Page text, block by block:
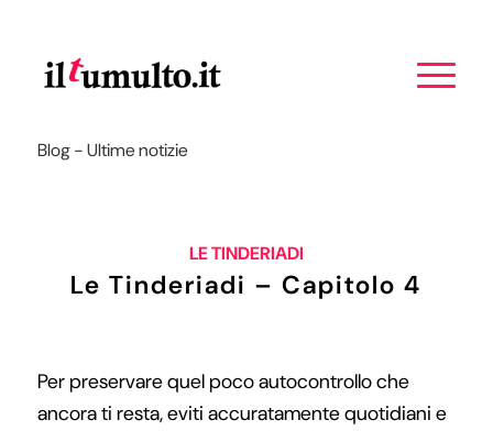
Blog - Ultime notizie
LE TINDERIADI
Le Tinderiadi – Capitolo 4
Per preservare quel poco autocontrollo che
ancora ti resta, eviti accuratamente quotidiani e